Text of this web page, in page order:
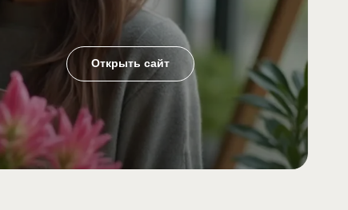
Открыть сайт